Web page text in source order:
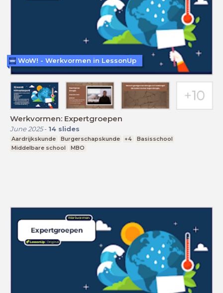
Werkvormen: Expertgroepen
June 2025- 14 slides
Aardrijkskunde Burgerschapskunde +4
Basisschool
Middelbare school
MBO
WoW! - Werkvormen in LessonUp